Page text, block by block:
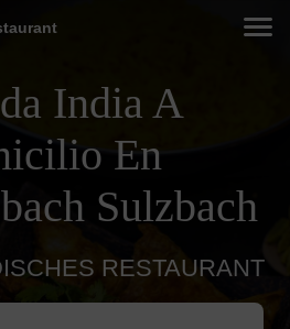
India A
En
Sulzbach
RESTAURANT